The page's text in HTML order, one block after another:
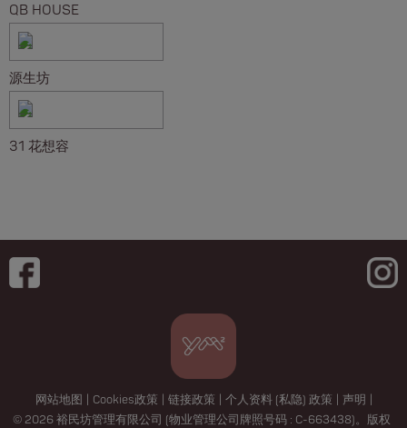
QB HOUSE
源生坊
31 花想容
网站地图 Cookies政策 链接政策 个人资料 (私隐) 政策 声明
© 2026 裕民坊管理有限公司 (物业管理公司牌照号码 : C-663438)。版权